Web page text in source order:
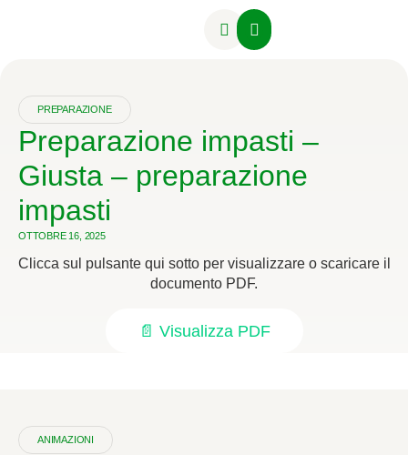
PREPARAZIONE
Preparazione impasti –
Giusta – preparazione
impasti
OTTOBRE 16, 2025
Clicca sul pulsante qui sotto per visualizzare o scaricare il
documento PDF.
📄 Visualizza PDF
ANIMAZIONI